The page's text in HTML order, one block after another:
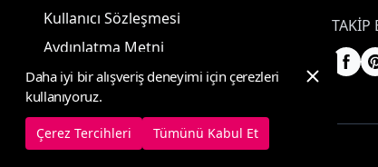
Kullanıcı Sözleşmesi
Aydınlatma Metni
TAKIP
© 2025 ElbiseBul -Her Hakkı Saklıdır
Daha iyi bir alışveriş deneyimi için çerezleri
kullanıyoruz.
Çerez Tercihleri Tümünü Kabul Et